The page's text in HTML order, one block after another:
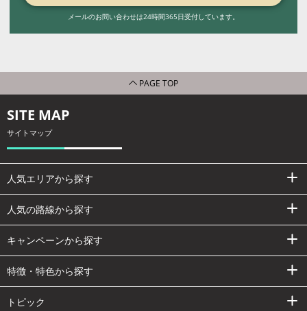
メールのお問い合わせは24時間365日受付しています。
PAGE TOP
SITE MAP
サイトマップ
人気エリアから探す
人気の路線から探す
キャンペーンから探す
特徴・特色から探す
トピック